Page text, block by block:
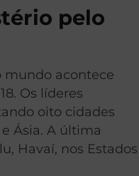
pelo
mundo acontece
Os líderes
oito cidades
Ásia. A última
Havaí, nos Estados